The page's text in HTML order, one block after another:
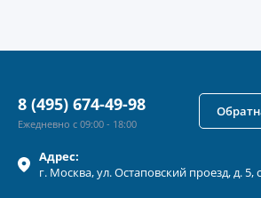
Адрес:
г. Москва, ул.Остаповский проезд, д. 5,
8 (495) 674-49-98
Ежедневно с 09:00 - 18:00